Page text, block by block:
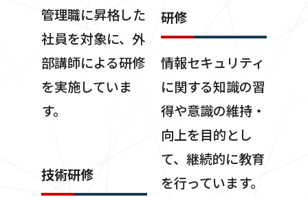
管理職に昇格した
社員を対象に、外
部講師による研修
を実施していま
す。
技術研修
研修
情報セキュリティ
に関する知識の習
得や意識の維持・
向上を目的とし
て、継続的に教育
を行っています。